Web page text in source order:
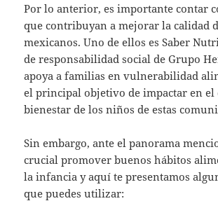
Por lo anterior, es importante contar
que contribuyan a mejorar la calidad
mexicanos. Uno de ellos es Saber
de responsabilidad social de Grupo
apoya a familias en vulnerabilidad
el principal objetivo de impactar en
bienestar de los niños de estas
Sin embargo, ante el panorama
crucial promover buenos hábitos
la infancia y aquí te presentamos
que puedes utilizar: